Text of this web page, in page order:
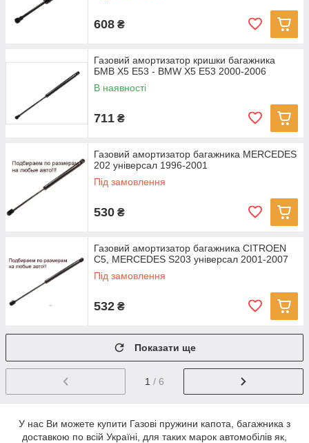
608 ₴
Газовий амортизатор кришки багажника
БМВ Х5 Е53 - BMW X5 E53 2000-2006
В наявності
711 ₴
Газовий амортизатор багажника MERCEDES
202 універсал 1996-2001
Під замовлення
530 ₴
Газовий амортизатор багажника CITROEN
C5, MERCEDES S203 універсал 2001-2007
Під замовлення
532 ₴
Показати ще
1 / 6
У нас Ви можете купити Газові пружини капота, багажника з
доставкою по всій Україні, для таких марок автомобілів як,